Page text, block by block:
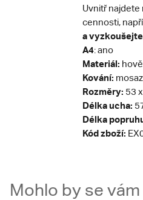
Uvnitř najdete
cennosti,
a
A4: ano
Materiál:
Kování:
Rozměry: 53
Délka ucha:
Délka
Kód zboží:
Mohlo by se